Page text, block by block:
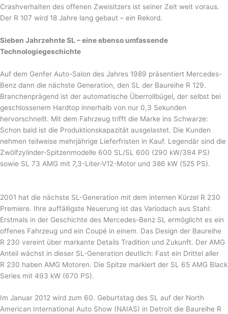
Crashverhalten des offenen Zweisitzers ist seiner Zeit weit voraus.
Der R 107 wird 18 Jahre lang gebaut – ein Rekord.
Sieben Jahrzehnte SL – eine ebenso umfassende
Technologiegeschichte
Auf dem Genfer Auto-Salon des Jahres 1989 präsentiert Mercedes-
Benz dann die nächste Generation, den SL der Baureihe R 129.
Branchenprägend ist der automatische Überrollbügel, der selbst bei
geschlossenem Hardtop innerhalb von nur 0,3 Sekunden
hervorschnellt. Mit dem Fahrzeug trifft die Marke ins Schwarze:
Schon bald ist die Produktionskapazität ausgelastet. Die Kunden
nehmen teilweise mehrjährige Lieferfristen in Kauf. Legendär sind die
Zwölfzylinder-Spitzenmodelle 600 SL/SL 600 (290 kW/394 PS)
sowie SL 73 AMG mit 7,3-Liter-V12-Motor und 386 kW (525 PS).
2001 hat die nächste SL-Generation mit dem internen Kürzel R 230
Premiere. Ihre auffälligste Neuerung ist das Variodach aus Stahl:
Erstmals in der Geschichte des Mercedes-Benz SL ermöglicht es ein
offenes Fahrzeug und ein Coupé in einem. Das Design der Baureihe
R 230 vereint über markante Details Tradition und Zukunft. Der AMG
Anteil wächst in dieser SL-Generation deutlich: Fast ein Drittel aller
R 230 haben AMG Motoren. Die Spitze markiert der SL 65 AMG Black
Series mit 493 kW (670 PS).
Im Januar 2012 wird zum 60. Geburtstag des SL auf der North
American International Auto Show (NAIAS) in Detroit die Baureihe R